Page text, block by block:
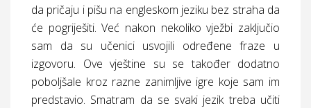
da pričaju i pišu na engleskom jeziku bez straha da
će pogriješiti. Već nakon nekoliko vježbi zaključio
sam da su učenici usvojili određene fraze u
izgovoru. Ove vještine su se također dodatno
poboljšale kroz razne zanimljive igre koje sam im
predstavio. Smatram da se svaki jezik treba učiti